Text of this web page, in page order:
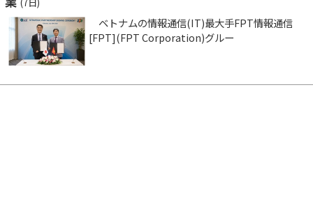
ベトナムの情報通信(IT)最大手FPT情報通信
[FPT](FPT Corporation)グルー